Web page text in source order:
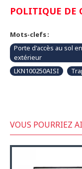
POLITIQUE DE
Mots-clefs :
Porte d'accès au sol
extérieur
LKN100250AISI
VOUS POURRIEZ